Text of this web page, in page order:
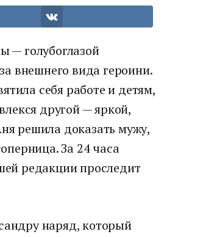
— голубоглазой
внешнего вида героини.
себя работе и детям,
другой — яркой,
решила доказать мужу,
За 24 часа
редакции проследит
наряд, который